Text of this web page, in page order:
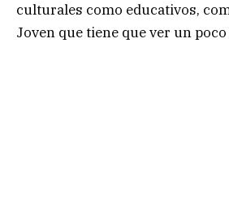
culturales como educativos,
Joven que tiene que ver un poco